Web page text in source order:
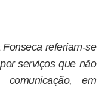
referiam-se
serviços que não
em